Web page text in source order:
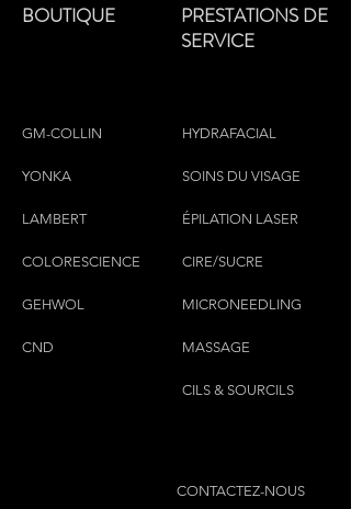
BOUTIQUE
PRESTATIONS DE
SERVICE
GM-COLLIN
YONKA
LAMBERT
COLORESCIENCE
GEHWOL
CND
HYDRAFACIAL
SOINS DU VISAGE
ÉPILATION LASER
CIRE/SUCRE
MICRONEEDLING
MASSAGE
CILS & SOURCILS
CONTACTEZ-NOUS